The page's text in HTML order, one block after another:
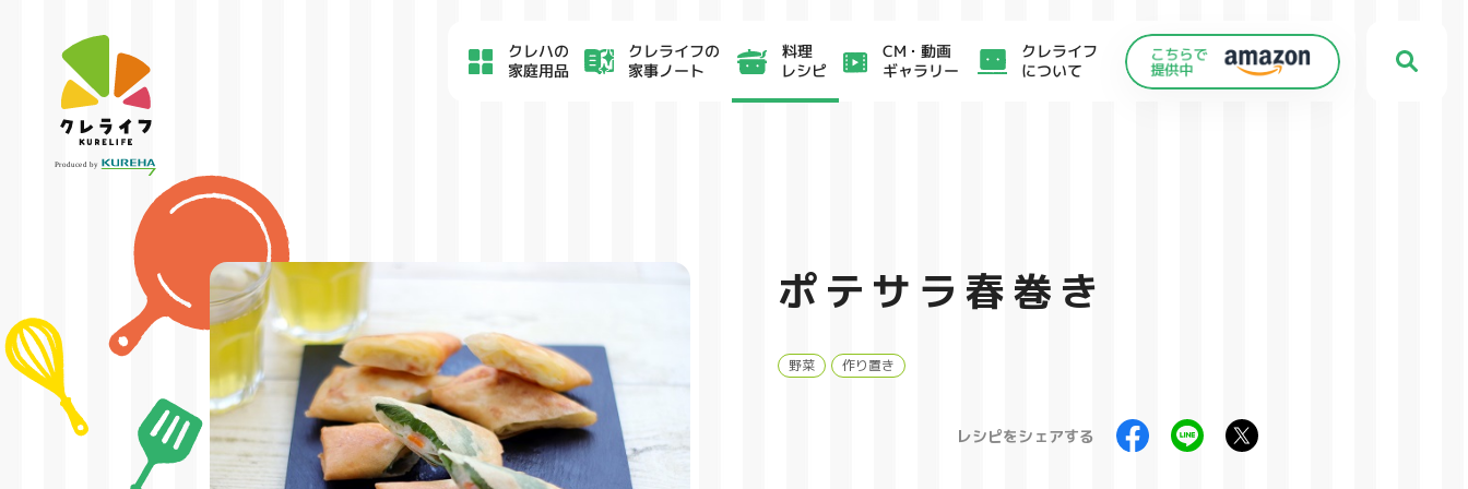
クレハの
家庭用品
クレライフの
家事ノート
料理
レシピ
CM・動画
ギャラリー
クレライフ
について
ポテサラ春巻き
野菜 作り置き
レシピをシェアする